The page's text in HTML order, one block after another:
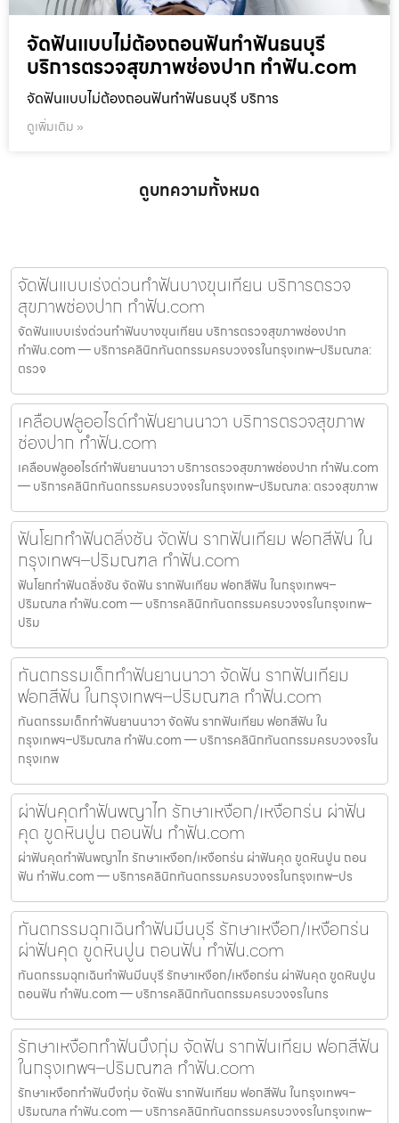
จัดฟันแบบไม่ต้องถอนฟันทำฟันธนบุรี
บริการตรวจสุขภาพช่องปาก ทำฟัน.com
จัดฟันแบบไม่ต้องถอนฟันทำฟันธนบุรี บริการ
ดูเพิ่มเติม »
ดูบทความทั้งหมด
จัดฟันแบบเร่งด่วนทำฟันบางขุนเทียน บริการตรวจ
สุขภาพช่องปาก ทำฟัน.com
จัดฟันแบบเร่งด่วนทำฟันบางขุนเทียน บริการตรวจสุขภาพช่องปาก
ทำฟัน.com — บริการคลินิกทันตกรรมครบวงจรในกรุงเทพ–ปริมณฑล:
ตรวจ
เคลือบฟลูออไรด์ทำฟันยานนาวา บริการตรวจสุขภาพ
ช่องปาก ทำฟัน.com
เคลือบฟลูออไรด์ทำฟันยานนาวา บริการตรวจสุขภาพช่องปาก ทำฟัน.com
— บริการคลินิกทันตกรรมครบวงจรในกรุงเทพ–ปริมณฑล: ตรวจสุขภาพ
ฟันโยกทำฟันตลิ่งชัน จัดฟัน รากฟันเทียม ฟอกสีฟัน ใน
กรุงเทพฯ–ปริมณฑล ทำฟัน.com
ฟันโยกทำฟันตลิ่งชัน จัดฟัน รากฟันเทียม ฟอกสีฟัน ในกรุงเทพฯ–
ปริมณฑล ทำฟัน.com — บริการคลินิกทันตกรรมครบวงจรในกรุงเทพ–
ปริม
ทันตกรรมเด็กทำฟันยานนาวา จัดฟัน รากฟันเทียม
ฟอกสีฟัน ในกรุงเทพฯ–ปริมณฑล ทำฟัน.com
ทันตกรรมเด็กทำฟันยานนาวา จัดฟัน รากฟันเทียม ฟอกสีฟัน ใน
กรุงเทพฯ–ปริมณฑล ทำฟัน.com — บริการคลินิกทันตกรรมครบวงจรใน
กรุงเทพ
ผ่าฟันคุดทำฟันพญาไท รักษาเหงือก/เหงือกร่น ผ่าฟัน
คุด ขูดหินปูน ถอนฟัน ทำฟัน.com
ผ่าฟันคุดทำฟันพญาไท รักษาเหงือก/เหงือกร่น ผ่าฟันคุด ขูดหินปูน ถอน
ฟัน ทำฟัน.com — บริการคลินิกทันตกรรมครบวงจรในกรุงเทพ–ปร
ทันตกรรมฉุกเฉินทำฟันมีนบุรี รักษาเหงือก/เหงือกร่น
ผ่าฟันคุด ขูดหินปูน ถอนฟัน ทำฟัน.com
ทันตกรรมฉุกเฉินทำฟันมีนบุรี รักษาเหงือก/เหงือกร่น ผ่าฟันคุด ขูดหินปูน
ถอนฟัน ทำฟัน.com — บริการคลินิกทันตกรรมครบวงจรในกร
รักษาเหงือกทำฟันบึงกุ่ม จัดฟัน รากฟันเทียม ฟอกสีฟัน
ในกรุงเทพฯ–ปริมณฑล ทำฟัน.com
รักษาเหงือกทำฟันบึงกุ่ม จัดฟัน รากฟันเทียม ฟอกสีฟัน ในกรุงเทพฯ–
ปริมณฑล ทำฟัน.com — บริการคลินิกทันตกรรมครบวงจรในกรุงเทพ–